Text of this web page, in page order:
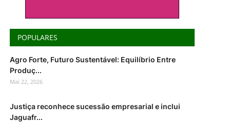
POPULARES
Agro Forte, Futuro Sustentável: Equilíbrio Entre
Produç...
Mai 22, 2026
Justiça reconhece sucessão empresarial e inclui
Jaguafr...